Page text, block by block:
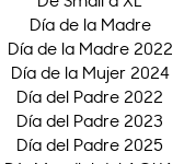
Día de la Madre
Día de la Madre 2022
Día de la Mujer 2024
Día del Padre 2022
Día del Padre 2023
Día del Padre 2025